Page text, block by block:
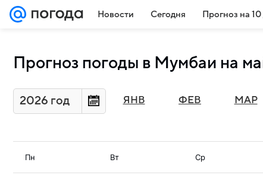
Новости Сегодня Прогноз на
Прогноз погоды в Мумбаи на
2026 год ЯНВ ФЕВ МАР
Пн Вт Ср